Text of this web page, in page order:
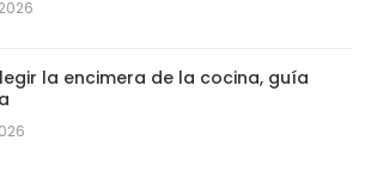
la encimera de la cocina, guía